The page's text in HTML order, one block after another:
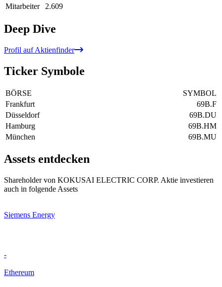
Mitarbeiter
2.609
Deep Dive
Profil auf Aktienfinder
Ticker Symbole
BÖRSE
SYMBOL
Frankfurt
69B.F
Düsseldorf
69B.DU
Hamburg
69B.HM
München
69B.MU
Assets entdecken
Shareholder von KOKUSAI ELECTRIC CORP. Aktie investieren
auch in folgende Assets
Siemens Energy
-
Ethereum